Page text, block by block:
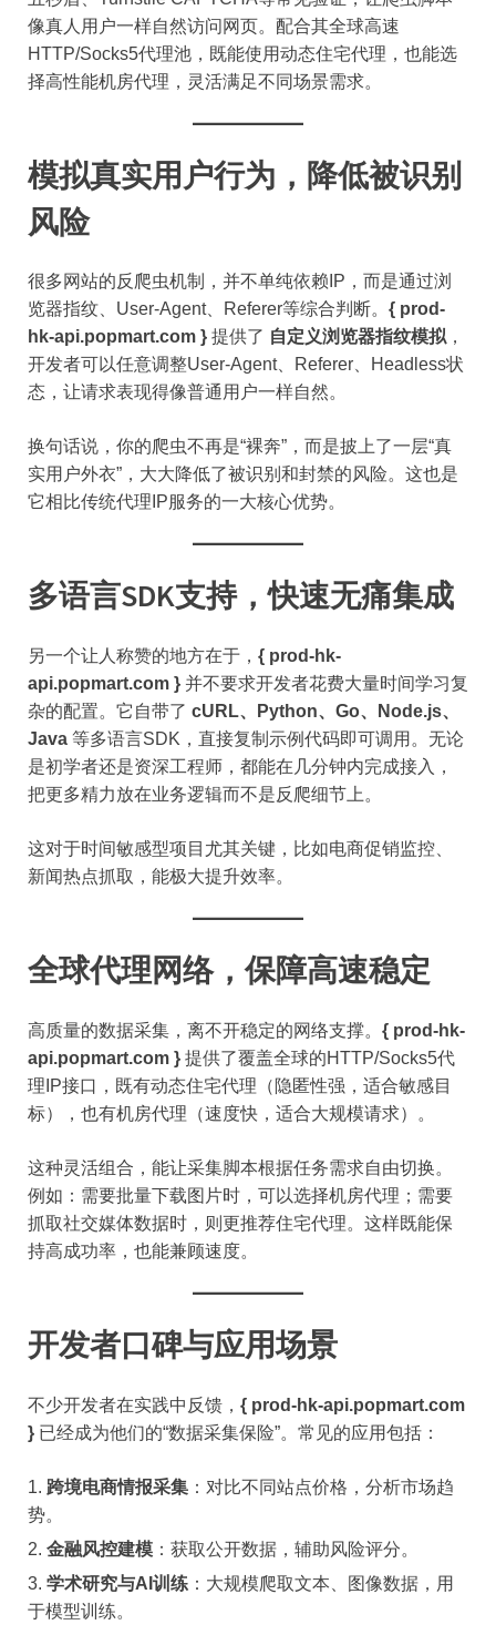
像真人用户一样自然访问网页。配合其全球高速
HTTP/Socks5代理池，既能使用动态住宅代理，也能选
择高性能机房代理，灵活满足不同场景需求。
模拟真实用户行为，降低被识别
风险
很多网站的反爬虫机制，并不单纯依赖IP，而是通过浏
览器指纹、User-Agent、Referer等综合判断。 { prod-
hk-api.popmart.com } 提供了 自定义浏览器指纹模拟 ，
开发者可以任意调整User-Agent、Referer、Headless状
态，让请求表现得像普通用户一样自然。
换句话说，你的爬虫不再是“裸奔”，而是披上了一层“真
实用户外衣”，大大降低了被识别和封禁的风险。这也是
它相比传统代理IP服务的一大核心优势。
多语言SDK支持，快速无痛集成
另一个让人称赞的地方在于， { prod-hk-
api.popmart.com } 并不要求开发者花费大量时间学习复
杂的配置。它自带了 cURL、Python、Go、Node.js、
Java 等多语言SDK，直接复制示例代码即可调用。无论
是初学者还是资深工程师，都能在几分钟内完成接入，
把更多精力放在业务逻辑而不是反爬细节上。
这对于时间敏感型项目尤其关键，比如电商促销监控、
新闻热点抓取，能极大提升效率。
全球代理网络，保障高速稳定
高质量的数据采集，离不开稳定的网络支撑。 { prod-hk-
api.popmart.com } 提供了覆盖全球的HTTP/Socks5代
理IP接口，既有动态住宅代理（隐匿性强，适合敏感目
标），也有机房代理（速度快，适合大规模请求）。
这种灵活组合，能让采集脚本根据任务需求自由切换。
例如：需要批量下载图片时，可以选择机房代理；需要
抓取社交媒体数据时，则更推荐住宅代理。这样既能保
持高成功率，也能兼顾速度。
开发者口碑与应用场景
不少开发者在实践中反馈， { prod-hk-api.popmart.com
} 已经成为他们的“数据采集保险”。常见的应用包括：
跨境电商情报采集 ：对比不同站点价格，分析市场趋
势。
金融风控建模 ：获取公开数据，辅助风险评分。
学术研究与AI训练 ：大规模爬取文本、图像数据，用
于模型训练。